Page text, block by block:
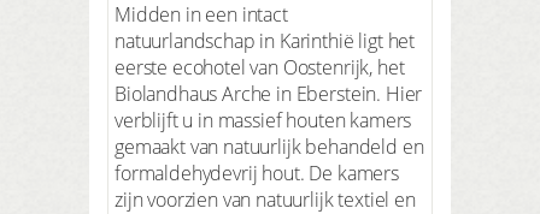
Midden in een intact
natuurlandschap in Karinthië ligt het
eerste ecohotel van Oostenrijk, het
Biolandhaus Arche in Eberstein. Hier
verblijft u in massief houten kamers
gemaakt van natuurlijk behandeld en
formaldehydevrij hout. De kamers
zijn voorzien van natuurlijk textiel en